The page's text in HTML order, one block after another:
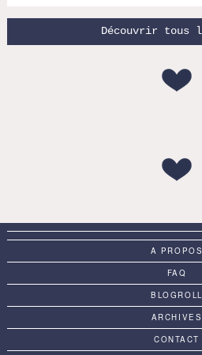
Découvrir tous
A PROPOS
FAQ
BLOGROLL
ARCHIVES
CONTACT